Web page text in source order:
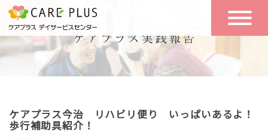
こんな方に
おすすめ
一日の流れ
一日体験
空き状況
ケアプラス今治 リハビリ便り いっぱいあるよ！
歩行補助具紹介！